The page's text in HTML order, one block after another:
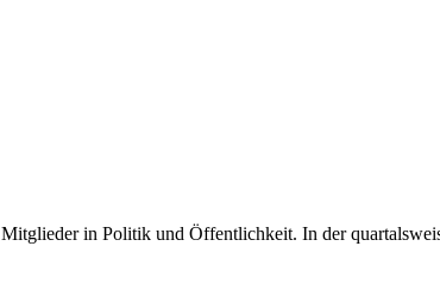
in Politik und Öffentlichkeit. In der